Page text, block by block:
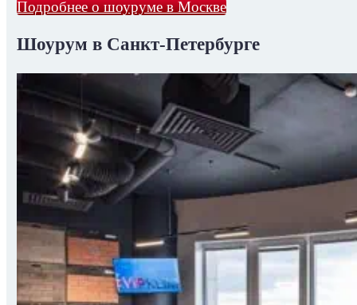
Подробнее о шоуруме в Москве
Шоурум в Санкт-Петербурге